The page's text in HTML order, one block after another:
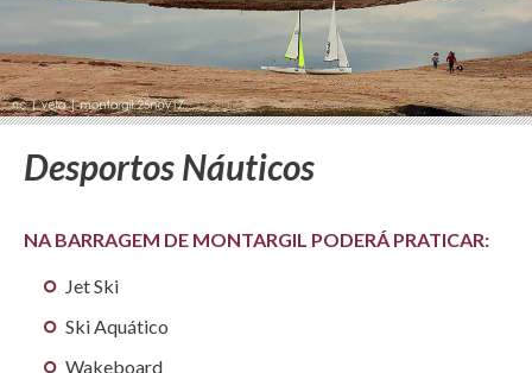
Desportos Náuticos
NA BARRAGEM DE MONTARGIL PODERÁ PRATICAR:
Jet Ski
Ski Aquático
Wakeboard